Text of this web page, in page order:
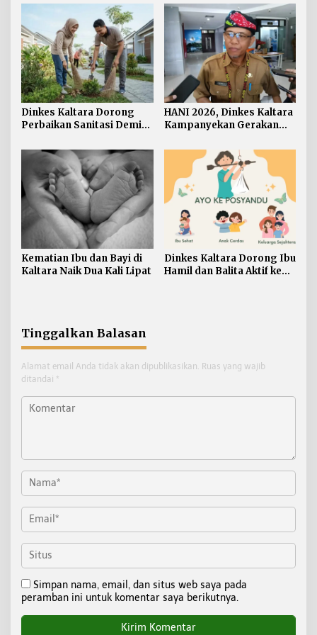
Pasien BPJS
Dinkes Kaltara Dorong
Perbaikan Sanitasi Demi
Sehat
HANI 2026, Dinkes Kaltara
Kampanyekan Gerakan
Kematian Ibu dan Bayi di
Kaltara Naik Dua Kali Lipat
Dinkes Kaltara Dorong Ibu
Hamil dan Balita Aktif ke
Tinggalkan Balasan
Alamat email Anda tidak akan dipublikasikan. Ruas yang wajib
ditandai *
Simpan nama, email, dan situs web saya pada
peramban ini untuk komentar saya berikutnya.